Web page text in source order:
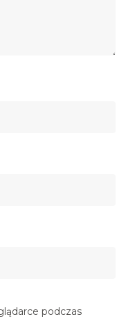
podczas